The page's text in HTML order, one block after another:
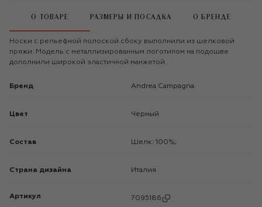
О ТОВАРЕ РАЗМЕРЫ И ПОСАДКА О БРЕНДЕ
Носки с рельефной полоской сбоку выполнили из шелковой
пряжи. Модель с металлизированным логотипом на подошве
дополнили широкой эластичной манжетой.
Бренд Andrea Campagna
Цвет Черный
Состав Шелк: 100%;
Страна дизайна Италия
Артикул 7095186